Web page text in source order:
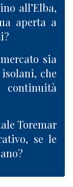
all’Elba,
aperta a
sia
che
Toremar
se le